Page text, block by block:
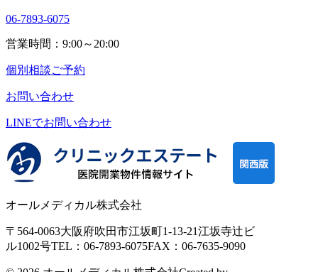
06-7893-6075
営業時間：9:00～20:00
個別相談ご予約
お問い合わせ
LINEでお問い合わせ
オールメディカル株式会社
〒564-0063大阪府吹田市江坂町1-13-21江坂寺辻ビ
ル1002号TEL：06-7893-6075FAX：06-7635-9090